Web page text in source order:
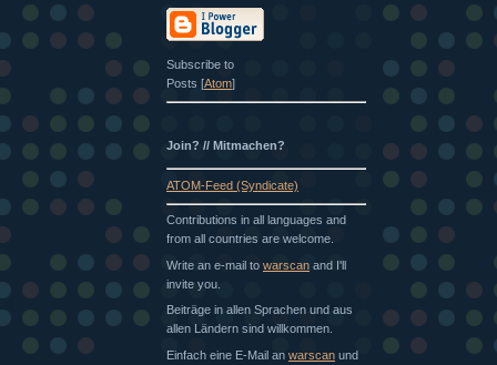
Subscribe to
Posts [Atom]
Join? // Mitmachen?
ATOM-Feed (Syndicate)
Contributions in all languages and
from all countries are welcome.
Write an e-mail to warscan and I'll
invite you.
Beiträge in allen Sprachen und aus
allen Ländern sind willkommen.
Einfach eine E-Mail an warscan und